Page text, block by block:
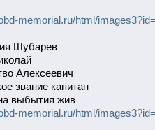
memorial.ru/html/
Шубарев
Алексеевич
звание капитан
выбытия жив
memorial.ru/html/